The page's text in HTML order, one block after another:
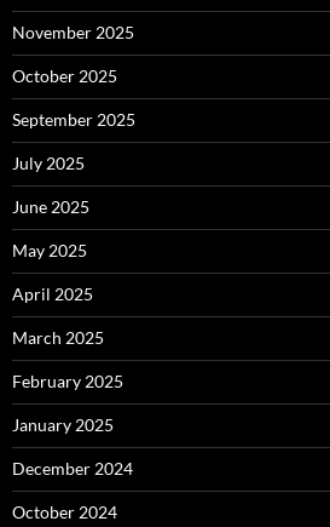
November 2025
October 2025
September 2025
July 2025
June 2025
May 2025
April 2025
March 2025
February 2025
January 2025
December 2024
October 2024